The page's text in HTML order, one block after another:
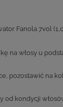
Fanola 7vol
na włosy u
pozostawić na
od kondycji